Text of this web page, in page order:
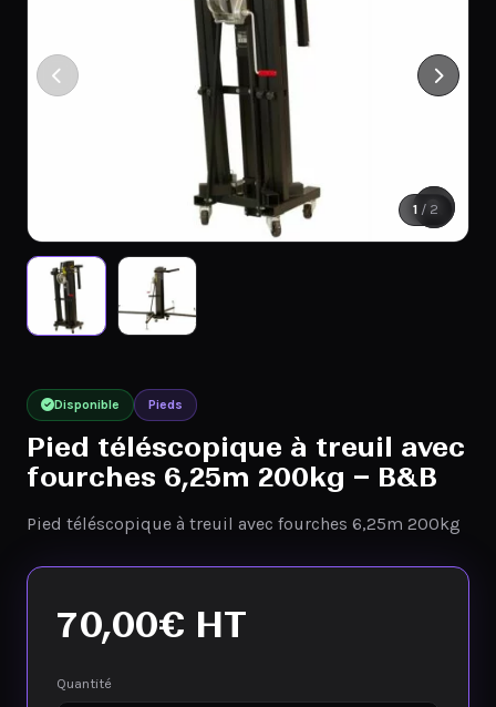
1 / 2
Disponible Pieds
Pied téléscopique à treuil avec
fourches 6,25m 200kg – B&B
Pied téléscopique à treuil avec fourches 6,25m 200kg
70,00€ HT
Quantité